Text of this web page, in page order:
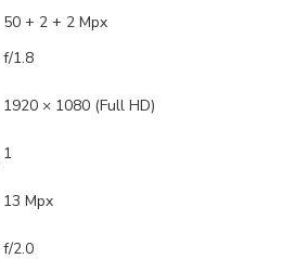
50 + 2 + 2 Mpx
f/1.8
1920 × 1080 (Full HD)
1
13 Mpx
f/2.0